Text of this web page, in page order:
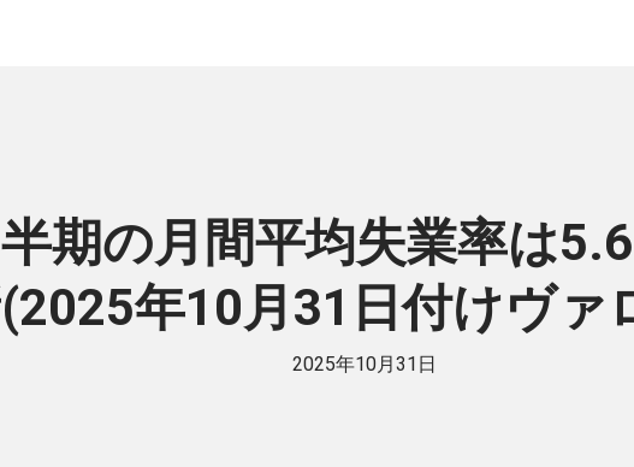
期の月間平均失業率は
年10月31日付けヴァ
2025年10月31日